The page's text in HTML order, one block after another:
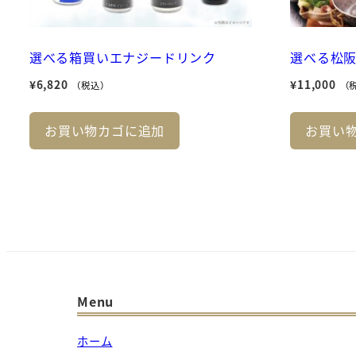
選べる箱買いエナジードリンク
¥6,820 （税込）
お買い物カゴに追加
選べる松
¥11,000 （
お買い
Menu
ホーム